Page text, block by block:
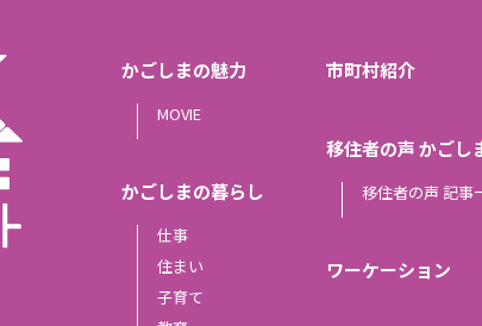
かごしまの魅力
MOVIE
かごしまの暮らし
仕事
住まい
子育て
市町村紹介
移住者の声 かごし
移住者の声 記事
ワーケーション